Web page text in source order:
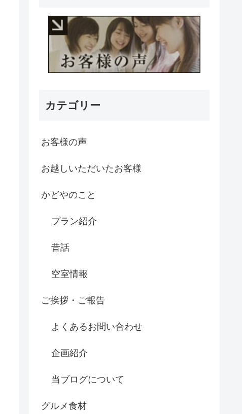
カテゴリー
お客様の声
お越しいただいたお客様
かどやのこと
プラン紹介
昔話
空室情報
ご挨拶・ご報告
よくあるお問い合わせ
企画紹介
当ブログについて
グルメ食材